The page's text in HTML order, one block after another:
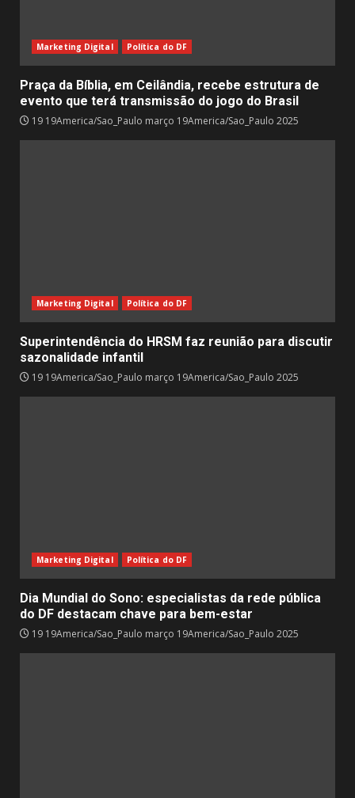
Marketing Digital Política do DF
Praça da Bíblia, em Ceilândia, recebe estrutura de
evento que terá transmissão do jogo do Brasil
19 19America/Sao_Paulo março 19America/Sao_Paulo 2025
Marketing Digital Política do DF
Superintendência do HRSM faz reunião para discutir
sazonalidade infantil
19 19America/Sao_Paulo março 19America/Sao_Paulo 2025
Marketing Digital Política do DF
Dia Mundial do Sono: especialistas da rede pública
do DF destacam chave para bem-estar
19 19America/Sao_Paulo março 19America/Sao_Paulo 2025